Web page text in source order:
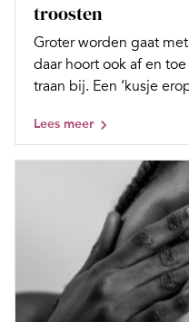
troosten
Groter worden gaat
daar hoort ook af en
traan bij. Een ‘kusje
Lees meer